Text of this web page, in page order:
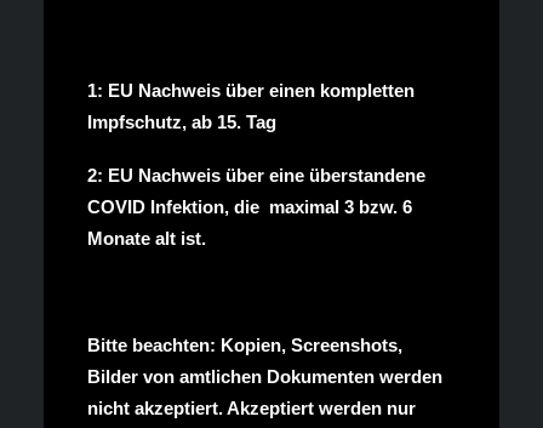
1: EU Nachweis über einen kompletten
Impfschutz, ab 15. Tag
2: EU Nachweis über eine überstandene
COVID Infektion, die maximal 3 bzw. 6
Monate alt ist.
Bitte beachten: Kopien, Screenshots,
Bilder von amtlichen Dokumenten werden
nicht akzeptiert. Akzeptiert werden nur